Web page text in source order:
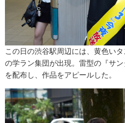
この日の渋谷駅周辺には、黄色い
の学ラン集団が出現。雷型の『サ
を配布し、作品をアピールした。